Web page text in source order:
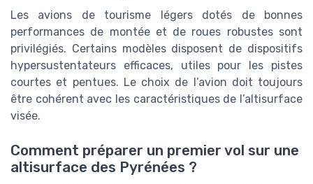
Les avions de tourisme légers dotés de bonnes
performances de montée et de roues robustes sont
privilégiés. Certains modèles disposent de dispositifs
hypersustentateurs efficaces, utiles pour les pistes
courtes et pentues. Le choix de l’avion doit toujours
être cohérent avec les caractéristiques de l’altisurface
visée.
Comment préparer un premier vol sur une
altisurface des Pyrénées ?